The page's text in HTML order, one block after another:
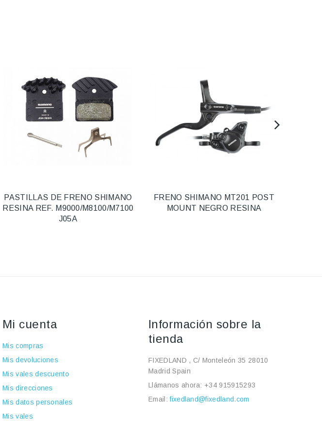
PASTILLAS DE FRENO SHIMANO
RESINA REF. M9000/M8100/M7100
J05A
FRENO SHIMANO MT201 POST
MOUNT NEGRO RESINA
Mi cuenta
Mis compras
Mis devoluciones
Mis vales descuento
Mis direcciones
Mis datos personales
Mis vales
Información sobre la
tienda
FIXEDLAND , C/ Monteleón 35 28010
Madrid Spain
Llámanos ahora: +34 915915293
Email:fixedland@fixedland.com